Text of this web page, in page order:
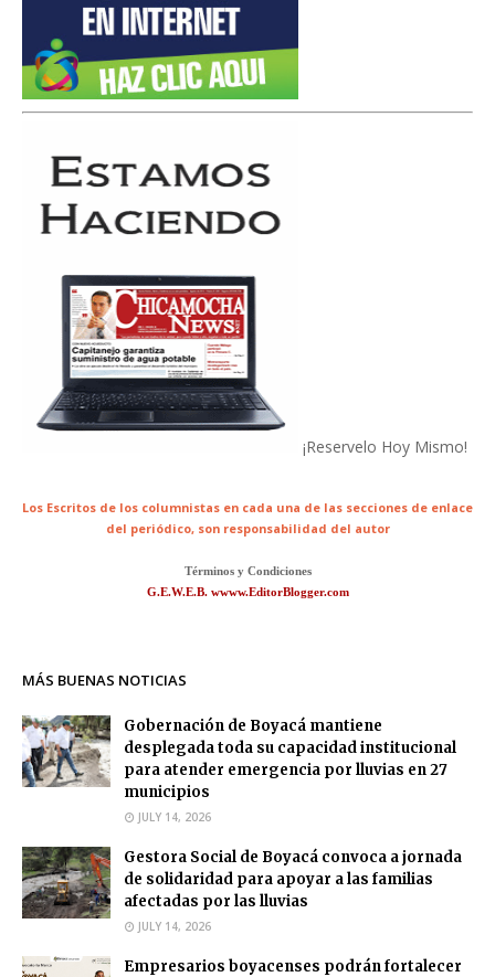
¡Reservelo Hoy Mismo!
Los Escritos de los columnistas en cada una de las secciones de enlace
del periódico, son responsabilidad del autor
Términos y Condiciones
G.E.W.E.B. wwww.EditorBlogger.com
MÁS BUENAS NOTICIAS
Gobernación de Boyacá mantiene
desplegada toda su capacidad institucional
para atender emergencia por lluvias en 27
municipios
JULY 14, 2026
Gestora Social de Boyacá convoca a jornada
de solidaridad para apoyar a las familias
afectadas por las lluvias
JULY 14, 2026
Empresarios boyacenses podrán fortalecer